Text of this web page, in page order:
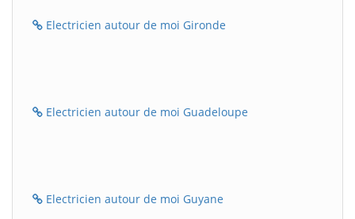
Electricien autour de moi Gironde
Electricien autour de moi Guadeloupe
Electricien autour de moi Guyane